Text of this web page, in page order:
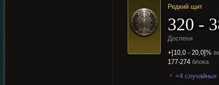
Редкий щит
320 -
Доспехи
+[10,0 - 20,0]%
177-274 блока
+4 случайных